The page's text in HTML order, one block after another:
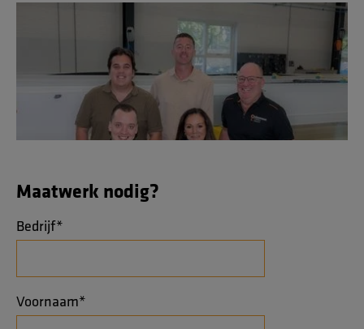
We rusten uw cleanroomkraan volledig toe op uw proces, de
beschikbare ruimte, de geldende ISO-classificatie en
branchespecifieke eisen. Elke cleanroomkraan is ontworpen
Maatwerk nodig?
Bedrijf*
Voornaam*